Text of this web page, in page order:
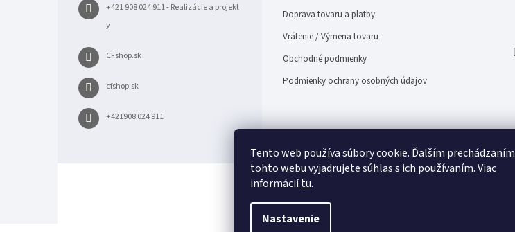
Tento web používa súbory cookie. Ďalším prechádzaním
tohto webu vyjadrujete súhlas s ich používaním. Viac
informáciítu.
Nastavenie
+421 908 024 911 - Realizácie a projekt
y
CFshop.sk
cfshop.sk
+421908 024 911
Doprava tovaru a platby
Vrátenie / Výmena tovaru
Obchodné podmienky
Podmienky ochrany osobných údajov